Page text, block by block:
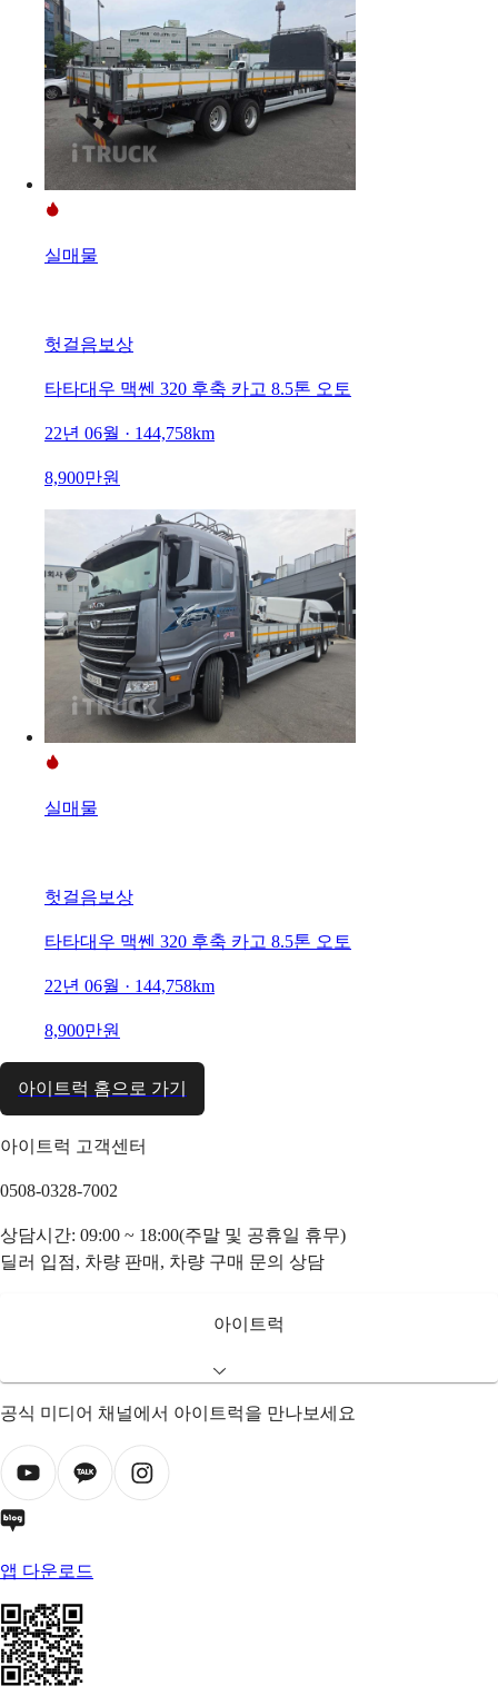
실매물
헛걸음보상
타타대우 맥쎈 320 후축 카고 8.5톤 오토
22년 06월 · 144,758km
8,900만원
실매물
헛걸음보상
타타대우 맥쎈 320 후축 카고 8.5톤 오토
22년 06월 · 144,758km
8,900만원
아이트럭 홈으로 가기
아이트럭 고객센터
0508-0328-7002
상담시간: 09:00 ~ 18:00(주말 및 공휴일 휴무)
딜러 입점, 차량 판매, 차량 구매 문의 상담
아이트럭
공식 미디어 채널에서 아이트럭을 만나보세요
앱 다운로드